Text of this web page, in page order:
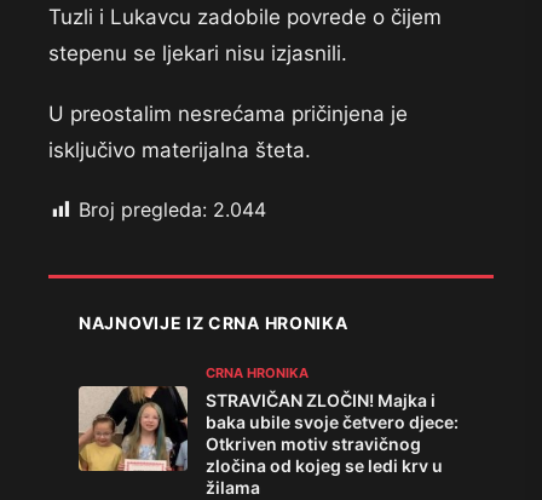
Tuzli i Lukavcu zadobile povrede o čijem
stepenu se ljekari nisu izjasnili.
U preostalim nesrećama pričinjena je
isključivo materijalna šteta.
Broj pregleda: 2.044
NAJNOVIJE IZ CRNA HRONIKA
CRNA HRONIKA
STRAVIČAN ZLOČIN! Majka i
baka ubile svoje četvero djece:
Otkriven motiv stravičnog
zločina od kojeg se ledi krv u
žilama